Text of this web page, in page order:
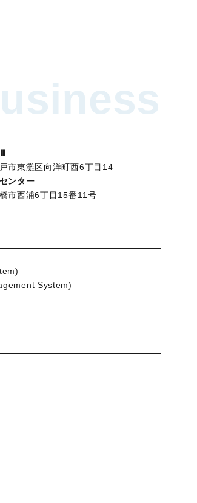
市東灘区向洋町西6丁目14
ンター
市西浦6丁目15番11号
System)